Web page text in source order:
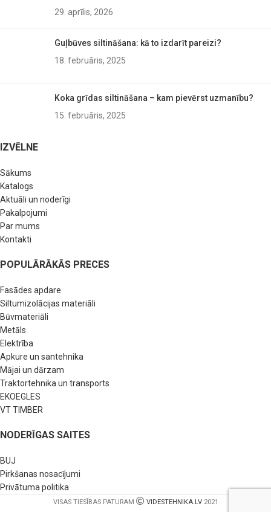
29. aprīlis, 2026
Guļbūves siltināšana: kā to izdarīt pareizi?
18. februāris, 2025
Koka grīdas siltināšana – kam pievērst uzmanību?
15. februāris, 2025
IZVĒLNE
Sākums
Katalogs
Aktuāli un noderīgi
Pakalpojumi
Par mums
Kontakti
POPULĀRĀKĀS PRECES
Fasādes apdare
Siltumizolācijas materiāli
Būvmateriāli
Metāls
Elektrība
Apkure un santehnika
Mājai un dārzam
Traktortehnika un transports
EKOEGLES
VT TIMBER
NODERĪGAS SAITES
BUJ
Pirkšanas nosacījumi
Privātuma politika
VISAS TIESĪBAS PATURAM VIDESTEHNIKA.LV2021